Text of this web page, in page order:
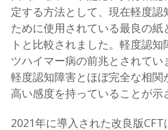
定する方法として、現在軽度認
ために使用されている最良の紙
トと比較されました。軽度認
ツハイマー病の前兆とされてい
軽度認知障害とほぼ完全な相関
高い感度を持っていることが示
2021年に導入された改良版